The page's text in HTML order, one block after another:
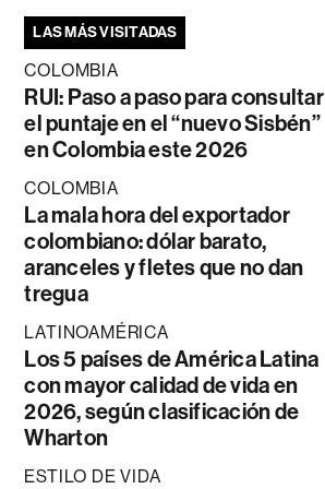
LAS MÁS VISITADAS
COLOMBIA
RUI: Paso a paso para consultar
el puntaje en el “nuevo Sisbén”
en Colombia este 2026
COLOMBIA
La mala hora del exportador
colombiano: dólar barato,
aranceles y fletes que no dan
tregua
LATINOAMÉRICA
Los 5 países de América Latina
con mayor calidad de vida en
2026, según clasificación de
Wharton
ESTILO DE VIDA